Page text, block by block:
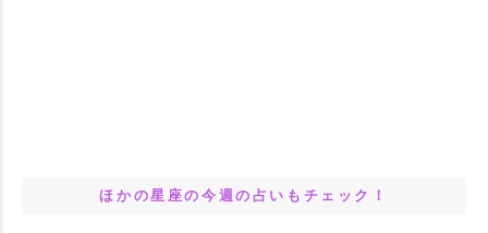
ほかの星座の今週の占いもチェック！